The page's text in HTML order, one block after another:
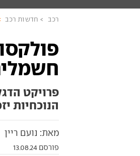
רכב חדשות רכב
פרויקט
הנוכחיות
מאת: נועם ריין
פורסם 13.08.24